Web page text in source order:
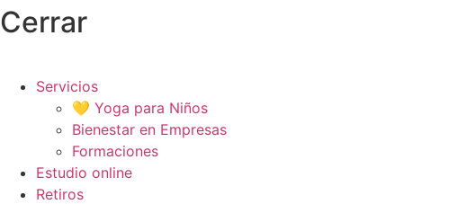
Cerrar
Servicios
💛 Yoga para Niños
Bienestar en Empresas
Formaciones
Estudio online
Retiros